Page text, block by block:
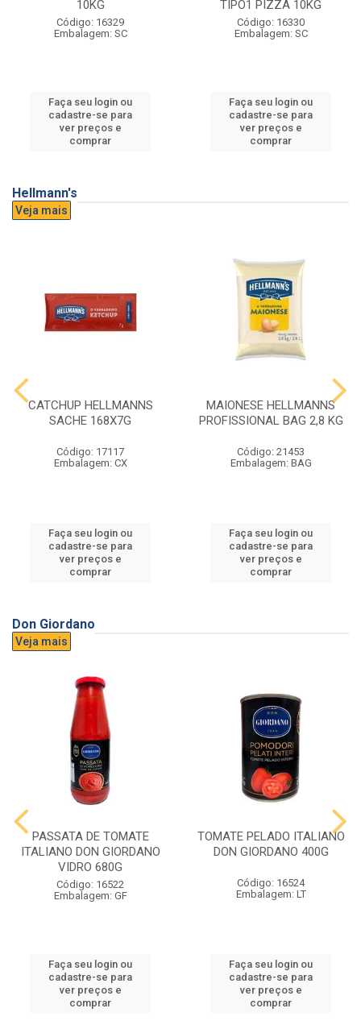
10KG
Código: 16329
Embalagem: SC
Faça seu login ou
cadastre-se para
ver preços e
comprar
TIPO1 PIZZA 10KG
Código: 16330
Embalagem: SC
Faça seu login ou
cadastre-se para
ver preços e
comprar
Hellmann's
Veja mais
CATCHUP HELLMANNS
SACHE 168X7G
Código: 17117
Embalagem: CX
Faça seu login ou
cadastre-se para
ver preços e
comprar
MAIONESE HELLMANNS
PROFISSIONAL BAG 2,8 KG
Código: 21453
Embalagem: BAG
Faça seu login ou
cadastre-se para
ver preços e
comprar
Don Giordano
Veja mais
PASSATA DE TOMATE
ITALIANO DON GIORDANO
VIDRO 680G
Código: 16522
Embalagem: GF
Faça seu login ou
cadastre-se para
ver preços e
comprar
TOMATE PELADO ITALIANO
DON GIORDANO 400G
Código: 16524
Embalagem: LT
Faça seu login ou
cadastre-se para
ver preços e
comprar